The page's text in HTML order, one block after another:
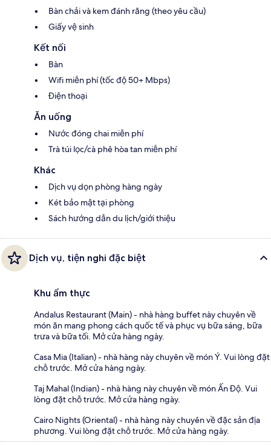
Bàn chải và kem đánh răng (theo yêu cầu)
Giấy vệ sinh
Kết nối
Bàn
Wifi miễn phí (tốc độ 50+ Mbps)
Điện thoại
Ăn uống
Nước đóng chai miễn phí
Trà túi lọc/cà phê hòa tan miễn phí
Khác
Dịch vụ dọn phòng hàng ngày
Két bảo mật tại phòng
Sách hướng dẫn du lịch/giới thiệu
Dịch vụ, tiện nghi đặc biệt
Khu ẩm thực
Andalus Restaurant (Main) - nhà hàng buffet này chuyên về
món ăn mang phong cách quốc tế và phục vụ bữa sáng, bữa
trưa và bữa tối. Mở cửa hàng ngày.
Casa Mia (Italian) - nhà hàng này chuyên về món Ý. Vui lòng đặt
chỗ trước. Mở cửa hàng ngày.
Taj Mahal (Indian) - nhà hàng này chuyên về món Ấn Độ. Vui
lòng đặt chỗ trước. Mở cửa hàng ngày.
Cairo Nights (Oriental) - nhà hàng này chuyên về đặc sản địa
phương. Vui lòng đặt chỗ trước. Mở cửa hàng ngày.